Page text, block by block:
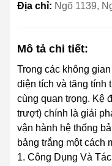
Địa chỉ: Ngõ 1139,
Mô tả chi tiết:
Trong các không
diện tích và tăng tính
cùng quan trọng. Kệ
trượt) chính là giải
vận hành hệ thống
bảng trắng một cách
1. Công Dụng Và